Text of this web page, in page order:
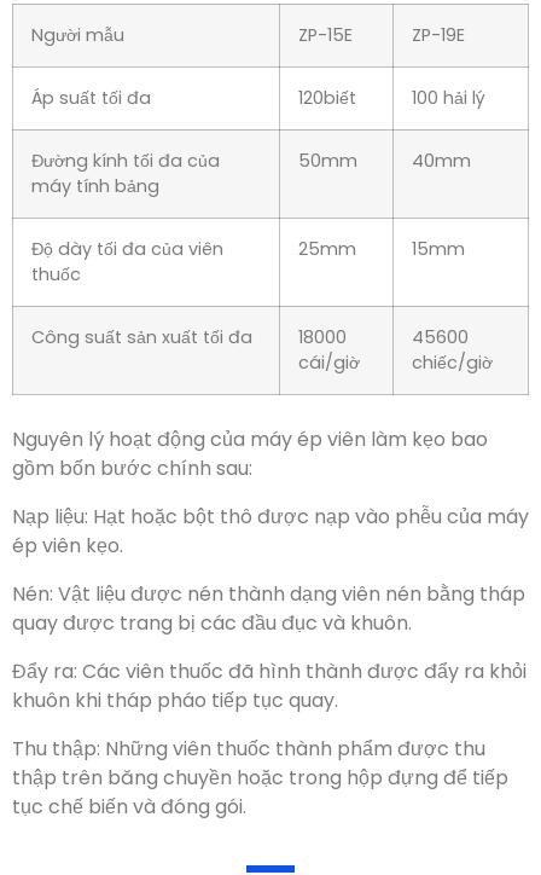
Người mẫu ZP-15E ZP-19E
Áp suất tối đa 120biết 100 hải lý
Đường kính tối đa của
máy tính bảng
50mm 40mm
Độ dày tối đa của viên
thuốc
25mm 15mm
Công suất sản xuất tối đa
18000
cái/giờ
45600
chiếc/giờ
Nguyên lý hoạt động của máy ép viên làm kẹo bao
gồm bốn bước chính sau:
Nạp liệu: Hạt hoặc bột thô được nạp vào phễu của máy
ép viên kẹo.
Nén: Vật liệu được nén thành dạng viên nén bằng tháp
quay được trang bị các đầu đục và khuôn.
Đẩy ra: Các viên thuốc đã hình thành được đẩy ra khỏi
khuôn khi tháp pháo tiếp tục quay.
Thu thập: Những viên thuốc thành phẩm được thu
thập trên băng chuyền hoặc trong hộp đựng để tiếp
tục chế biến và đóng gói.